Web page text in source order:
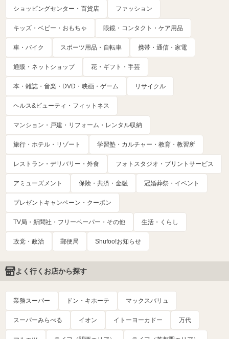
ショッピングセンター・百貨店 ファッション
キッズ・ベビー・おもちゃ 眼鏡・コンタクト・ケア用品
車・バイク スポーツ用品・自転車 携帯・通信・家電
通販・ネットショップ 花・ギフト・手芸
本・雑誌・音楽・DVD・映画・ゲーム リサイクル
ヘルス&ビューティ・フィットネス
マンション・戸建・リフォーム・レンタル収納
旅行・ホテル・リゾート 学習塾・カルチャー・教育・教習所
レストラン・デリバリー・外食 フォトスタジオ・プリントサービス
アミューズメント 保険・共済・金融 冠婚葬祭・イベント
プレゼントキャンペーン・クーポン
TV局・新聞社・フリーペーパー・その他 生活・くらし
政党・政治 郵便局 Shufoo!お知らせ
よく行くお店から探す
業務スーパー ドン・キホーテ マックスバリュ
スーパーみらべる イオン イトーヨーカドー 万代